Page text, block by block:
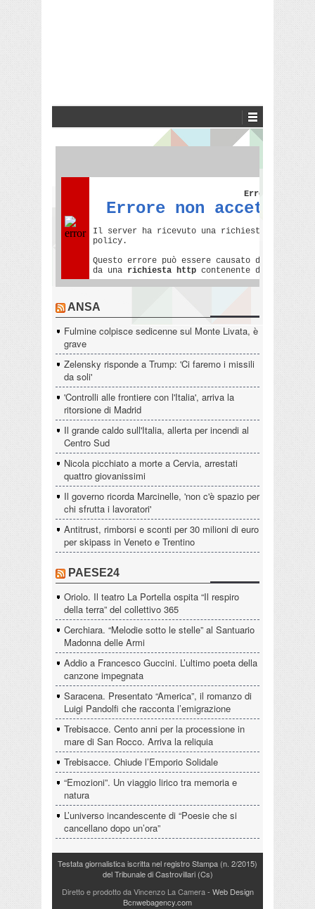
ANSA
Fulmine colpisce sedicenne sul Monte Livata, è
grave
Zelensky risponde a Trump: 'Ci faremo i missili
da soli'
'Controlli alle frontiere con l'Italia', arriva la
ritorsione di Madrid
Il grande caldo sull'Italia, allerta per incendi al
Centro Sud
Nicola picchiato a morte a Cervia, arrestati
quattro giovanissimi
Il governo ricorda Marcinelle, 'non c'è spazio per
chi sfrutta i lavoratori'
Antitrust, rimborsi e sconti per 30 milioni di euro
per skipass in Veneto e Trentino
PAESE24
Oriolo. Il teatro La Portella ospita “Il respiro
della terra” del collettivo 365
Cerchiara. “Melodie sotto le stelle” al Santuario
Madonna delle Armi
Addio a Francesco Guccini. L’ultimo poeta della
canzone impegnata
Saracena. Presentato “America”, il romanzo di
Luigi Pandolfi che racconta l’emigrazione
Trebisacce. Cento anni per la processione in
mare di San Rocco. Arriva la reliquia
Trebisacce. Chiude l’Emporio Solidale
“Emozioni”. Un viaggio lirico tra memoria e
natura
L’universo incandescente di “Poesie che si
cancellano dopo un’ora”
Testata giornalistica iscritta nel registro Stampa (n. 2/2015)
del Tribunale di Castrovillari (Cs)
Diretto e prodotto da Vincenzo La Camera- Web Design
Bcnwebagency.com